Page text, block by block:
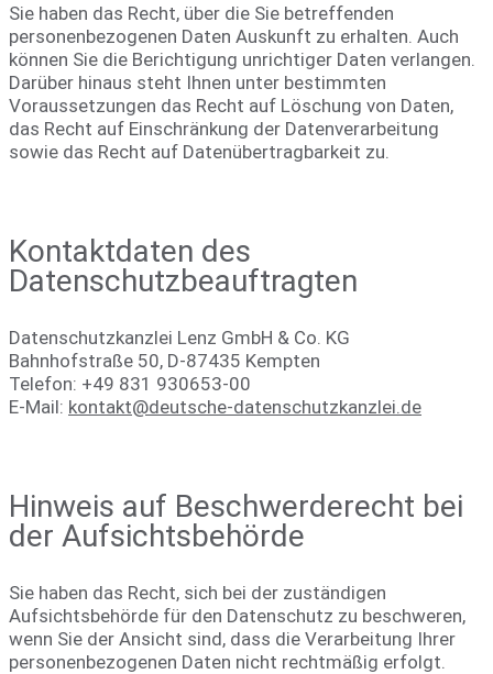
Sie haben das Recht, über die Sie betreffenden
personenbezogenen Daten Auskunft zu erhalten. Auch
können Sie die Berichtigung unrichtiger Daten verlangen.
Darüber hinaus steht Ihnen unter bestimmten
Voraussetzungen das Recht auf Löschung von Daten,
das Recht auf Einschränkung der Datenverarbeitung
sowie das Recht auf Datenübertragbarkeit zu.
Kontaktdaten des
Datenschutzbeauftragten
Datenschutzkanzlei Lenz GmbH & Co. KG
Bahnhofstraße 50, D-87435 Kempten
Telefon: +49 831 930653-00
E-Mail: kontakt@deutsche-datenschutzkanzlei.de
Hinweis auf Beschwerderecht bei
der Aufsichtsbehörde
Sie haben das Recht, sich bei der zuständigen
Aufsichtsbehörde für den Datenschutz zu beschweren,
wenn Sie der Ansicht sind, dass die Verarbeitung Ihrer
personenbezogenen Daten nicht rechtmäßig erfolgt.